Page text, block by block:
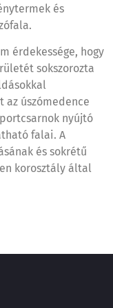
és
érdekessége, hogy
sokszorozta
úszómedence
nyújtó
falai. A
és sokrétű
korosztály által